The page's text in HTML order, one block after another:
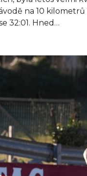
na 10
32:01. Hned…